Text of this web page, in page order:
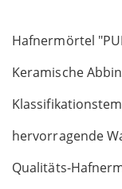
Hafnermörtel
Keramische
hervorragende
Qualitäts-
gallery
to
beginning
the
images
gallery